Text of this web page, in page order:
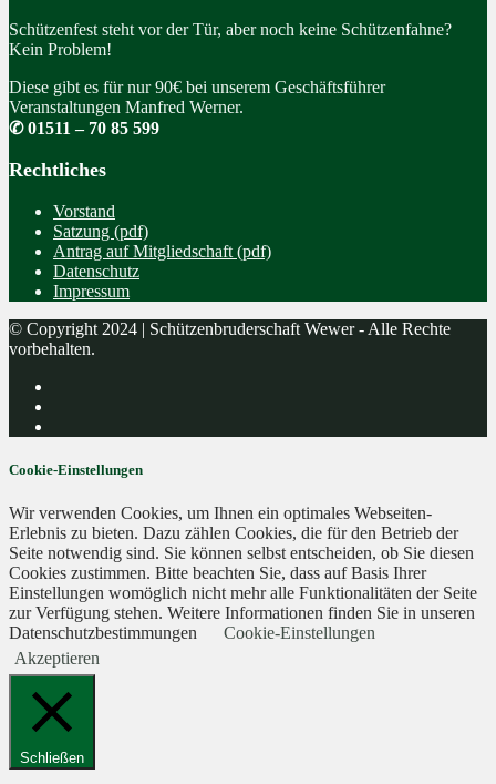
Schützenfest steht vor der Tür, aber noch keine Schützenfahne?
Kein Problem!
Diese gibt es für nur 90€ bei unserem Geschäftsführer
Veranstaltungen Manfred Werner.
✆ 01511 – 70 85 599
Rechtliches
Vorstand
Satzung (pdf)
Antrag auf Mitgliedschaft (pdf)
Datenschutz
Impressum
© Copyright 2024 | Schützenbruderschaft Wewer - Alle Rechte
vorbehalten.
Cookie-Einstellungen
Wir verwenden Cookies, um Ihnen ein optimales Webseiten-
Erlebnis zu bieten. Dazu zählen Cookies, die für den Betrieb der
Seite notwendig sind. Sie können selbst entscheiden, ob Sie diesen
Cookies zustimmen. Bitte beachten Sie, dass auf Basis Ihrer
Einstellungen womöglich nicht mehr alle Funktionalitäten der Seite
zur Verfügung stehen. Weitere Informationen finden Sie in unseren
Datenschutzbestimmungen
Cookie-Einstellungen
Akzeptieren
Schließen